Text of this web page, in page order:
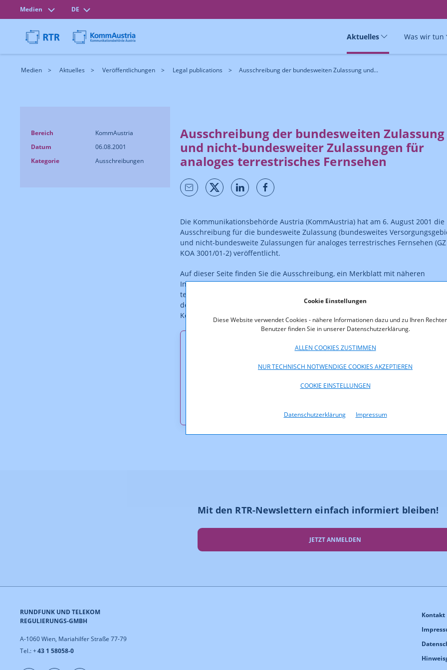
Cookie Einstellungen
Diese Website verwendet Cookies - nähere Informationen dazu und zu Ihren
Benutzer finden Sie in unserer Datenschutzerklärung.
ALLEN COOKIES ZUSTIMMEN
NUR TECHNISCH NOTWENDIGE COOKIES AKZEPTIEREN
COOKIE EINSTELLUNGEN
Datenschutzerklärung Impressum
Medien DE
Aktuelles Was wir tun
Medien Aktuelles Veröffentlichungen Legal publications Ausschreibung der bundesweiten Zulassung und...
Bereich
KommAustria
Datum
06.08.2001
Kategorie
Ausschreibungen
Ausschreibung der bundesweiten Zulassung
und nicht-bundesweiter Zulassungen für
analoges terrestrisches Fernsehen
Die Kommunikationsbehörde Austria (KommAustria) hat am 6. August 2001 die
Ausschreibung für die bundesweite Zulassung (bundesweites
und nicht-bundesweite Zulassungen für analoges terrestrisches Fernsehen (GZ
KOA 3001/01-2) veröffentlicht.
Auf dieser Seite finden Sie die Ausschreibung, ein Merkblatt mit näheren
Informationen im Zusammenhang mit der Ausschreibung, eine Vorlage für ein
technisches Anlageblatt zu den Anträgen sowie das Privatfernsehgesetz zum
download. Weiters können Sie hier die Presseinformation abrufen, die von der
KommAustria in diesem Zusammenhang ausgesandt wurde.
1759_Anlageblatt_TV.xls (xls, 45,0 KB)
1759_Informationen_zur_Ausschreibung.pdf (pdf, 292,4 KB)
Mit den RTR-Newslettern einfach informiert bleiben!
JETZT ANMELDEN
RUNDFUNK UND TELEKOM
REGULIERUNGS-GMBH
A-1060 Wien, Mariahilfer Straße 77-79
Tel.: +43 1 58058-0
Kontakt